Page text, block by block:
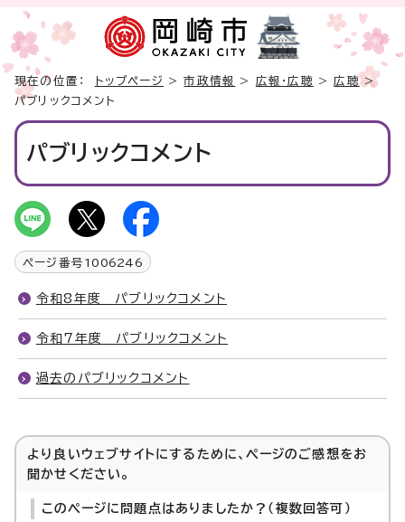
現在の位置： トップページ >市政情報 > 広報・広聴 >広聴>
パブリックコメント
パブリックコメント
ページ番号 1006246
令和8年度 パブリックコメント
令和7年度 パブリックコメント
過去のパブリックコメント
より良いウェブサイトにするために、ページのご感想をお
聞かせください。
このページに問題点はありましたか？（複数回答可）